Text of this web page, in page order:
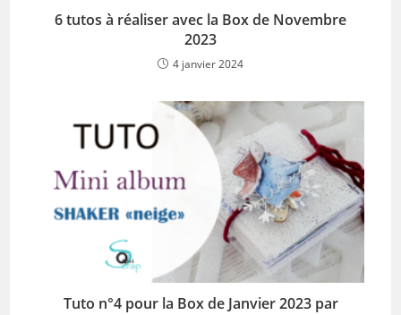
6 tutos à réaliser avec la Box de Novembre
2023
4 janvier 2024
Tuto n°4 pour la Box de Janvier 2023 par